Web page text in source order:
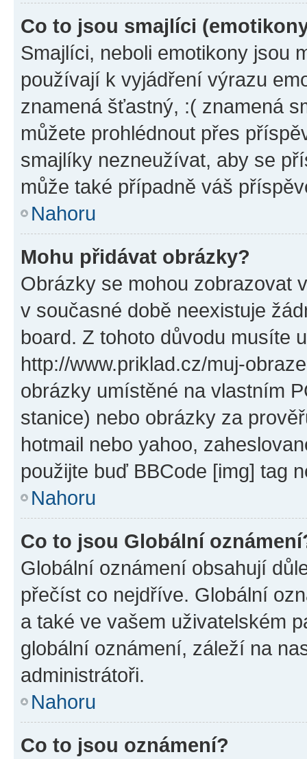
Co to jsou smajlíci
Smajlíci, neboli emotikony jsou
používají k vyjádření výrazu
znamená šťastný, :( znamená
můžete prohlédnout přes
smajlíky nezneužívat, aby se
může také případně váš
Nahoru
Mohu přidávat obrázky?
Obrázky se mohou zobrazovat
v současné době neexistuje
board. Z tohoto důvodu musíte
http://www.priklad.cz/muj-
obrázky umístěné na vlastním
stanice) nebo obrázky za
hotmail nebo yahoo,
použijte buď BBCode [img] tag
Nahoru
Co to jsou Globální
Globální oznámení obsahují
přečíst co nejdříve. Globální
a také ve vašem uživatelském
globální oznámení, záleží na
administrátoři.
Nahoru
Co to jsou oznámení?